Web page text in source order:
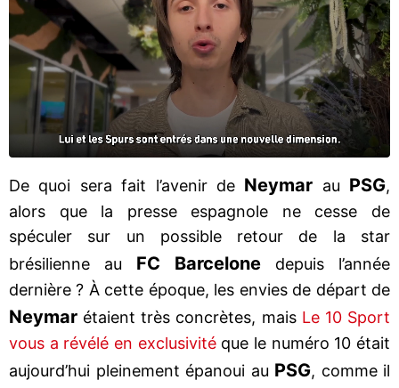
De quoi sera fait l’avenir de Neymar au PSG,
alors que la presse espagnole ne cesse de
spéculer sur un possible retour de la star
brésilienne au FC Barcelone depuis l’année
dernière ? À cette époque, les envies de départ de
Neymar étaient très concrètes, mais Le 10 Sport
vous a révélé en exclusivitéque le numéro 10 était
aujourd’hui pleinement épanoui au PSG, comme il